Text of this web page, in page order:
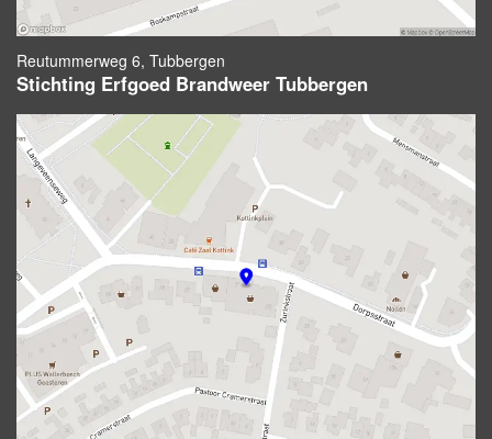
Reutummerweg 6, Tubbergen
Stichting Erfgoed Brandweer Tubbergen